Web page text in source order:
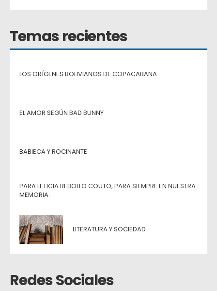
Temas recientes
LOS ORÍGENES BOLIVIANOS DE COPACABANA
EL AMOR SEGÚN BAD BUNNY
BABIECA Y ROCINANTE
PARA LETICIA REBOLLO COUTO, PARA SIEMPRE EN NUESTRA
MEMORIA.
LITERATURA Y SOCIEDAD
Redes Sociales